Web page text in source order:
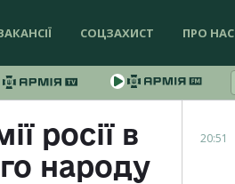
СОЦЗАХИСТ ПРО НАС
росії в
народу
20:51